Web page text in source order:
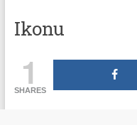
Ikonu
1
SHARES